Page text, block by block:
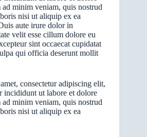
minim veniam, quis nostrud
nisi ut aliquip ex ea
aute irure dolor in
velit esse cillum dolore eu
sint occaecat cupidatat
qui officia deserunt mollit
consectetur adipiscing elit,
incididunt ut labore et dolore
minim veniam, quis nostrud
nisi ut aliquip ex ea